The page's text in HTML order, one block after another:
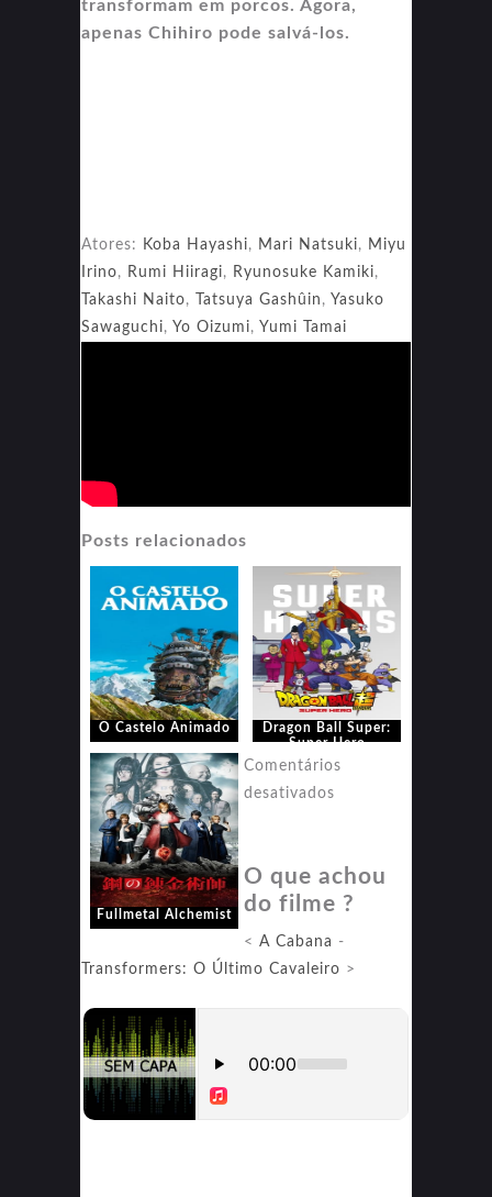
transformam em porcos. Agora,
apenas Chihiro pode salvá-los.
Atores: Koba Hayashi, Mari Natsuki, Miyu
Irino, Rumi Hiiragi, Ryunosuke Kamiki,
Takashi Naito, Tatsuya Gashûin , Yasuko
Sawaguchi, Yo Oizumi, Yumi Tamai
Posts relacionados
O Castelo Animado
Dragon Ball Super:
Super Hero
Fullmetal Alchemist
Comentários
desativados
O que achou
do filme ?
< A Cabana -
Transformers: O Último Cavaleiro >